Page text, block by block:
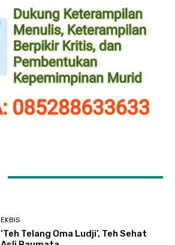
EKBIS
‘Teh Telang Oma Ludji’, Teh Sehat